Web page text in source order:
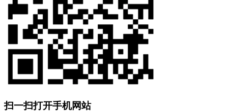
扫一扫打开手机网站